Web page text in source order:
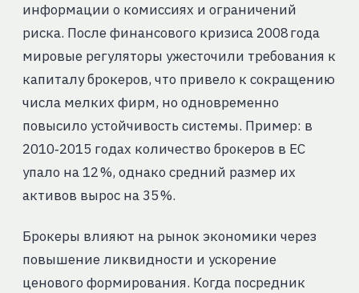
информации о комиссиях и ограничений
риска. После финансового кризиса 2008 года
мировые регуляторы ужесточили требования к
капиталу брокеров, что привело к сокращению
числа мелких фирм, но одновременно
повысило устойчивость системы. Пример: в
2010‑2015 годах количество брокеров в ЕС
упало на 12 %, однако средний размер их
активов вырос на 35 %.
Брокеры влияют на рынок экономики через
повышение ликвидности и ускорение
ценового формирования. Когда посредник